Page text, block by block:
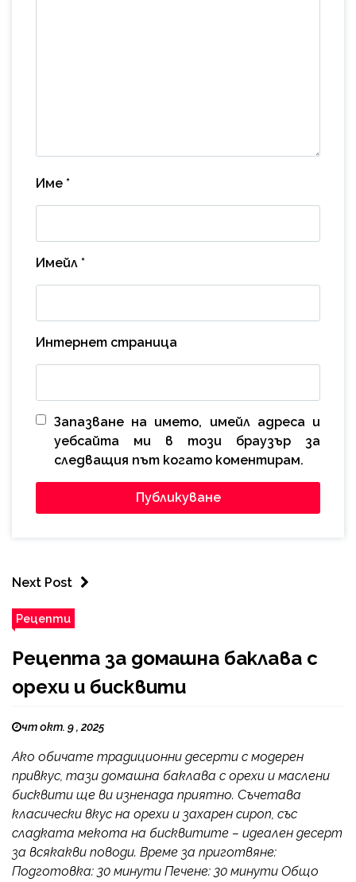
Име *
Имейл *
Интернет страница
Запазване на името, имейл адреса и
уебсайта ми в този браузър за
следващия път когато коментирам.
Next Post
Рецепти
Рецепта за домашна баклава с
орехи и бисквити
чт окт. 9 , 2025
Ако обичате традиционни десерти с модерен
привкус, тази домашна баклава с орехи и маслени
бисквити ще ви изненада приятно. Съчетава
класически вкус на орехи и захарен сироп, със
сладката мекота на бисквитите – идеален десерт
за всякакви поводи. Време за приготвяне:
Подготовка: 30 минути Печене: 30 минути Общо